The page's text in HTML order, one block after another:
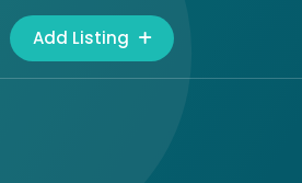
Add Listing